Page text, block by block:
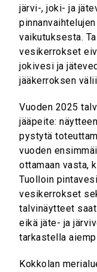
järvi-, joki- ja
vaikutuksesta.
vesikerrokset
jokivesi ja
jääkerroksen
Vuoden 2025
jääpeite:
pystytä
vuoden
ottamaan vasta,
Tuolloin
vesikerrokset
talvinäytteet
eikä jäte- ja
tarkastella
Kokkolan